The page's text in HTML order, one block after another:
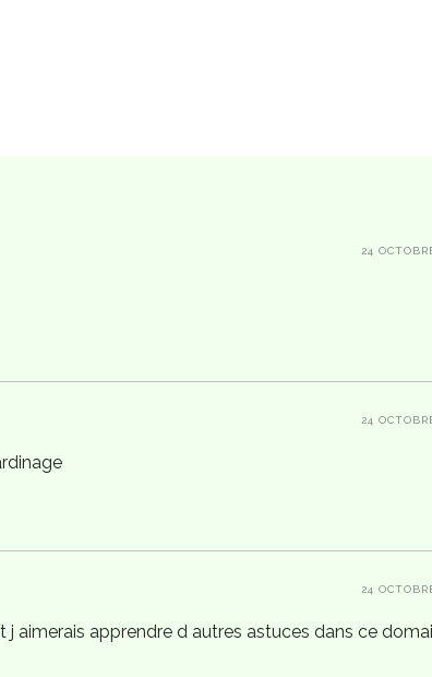
24
24
24
j aimerais apprendre d autres astuces dans ce